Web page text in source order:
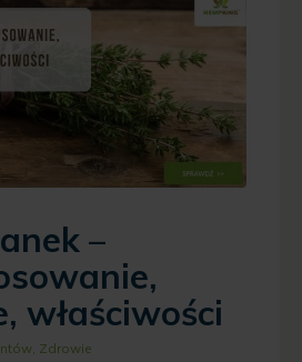
–
właściwości
, Zdrowie